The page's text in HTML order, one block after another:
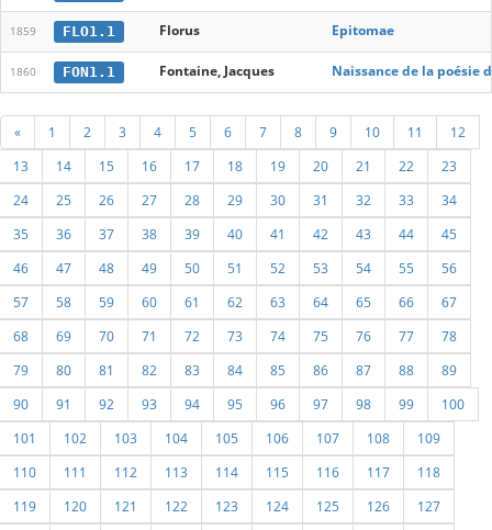
1859 FLO1.1 Florus Epitomae
1860 FON1.1 Fontaine, Jacques Naissance de la poésie
« 1 2 3 4 5 6 7 8 9 10 11
12
13
14 15 16 17 18 19 20 21 22
23
24
25 26 27 28 29 30 31 32 33
34
35
36 37 38 39 40 41 42 43 44
45
46
47 48 49 50 51 52 53 54 55
56
57
58 59 60 61 62 63 64 65 66
67
68
69 70 71 72 73 74 75 76 77
78
79
80 81 82 83 84 85 86 87 88
89
90
91 92 93 94 95 96 97 98 99
100
101
102 103 104 105 106 107 108
109
110
111 112 113 114 115 116 117
118
119
120 121 122 123 124 125 126
127